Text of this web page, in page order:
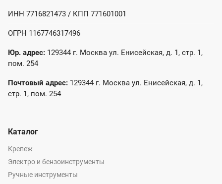
ИНН 7716821473 / КПП 771601001
ОГРН 1167746317496
Юр. адрес: 129344 г. Москва ул. Енисейская, д. 1, стр. 1,
пом. 254
Почтовый адрес: 129344 г. Москва ул. Енисейская, д. 1,
стр. 1, пом. 254
Каталог
Крепеж
Электро и бензоинструменты
Ручные инструменты